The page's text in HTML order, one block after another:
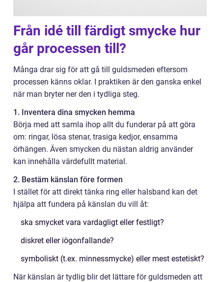
Från idé till färdigt smycke hur
går processen till?
Många drar sig för att gå till guldsmeden eftersom
processen känns oklar. I praktiken är den ganska enkel
när man bryter ner den i tydliga steg.
1. Inventera dina smycken hemma
Börja med att samla ihop allt du funderar på att göra
om: ringar, lösa stenar, trasiga kedjor, ensamma
örhängen. Även smycken du nästan aldrig använder
kan innehålla värdefullt material.
2. Bestäm känslan före formen
I stället för att direkt tänka ring eller halsband kan det
hjälpa att fundera på känslan du vill åt:
ska smycket vara vardagligt eller festligt?
diskret eller iögonfallande?
symboliskt (t.ex. minnessmycke) eller mest estetiskt?
När känslan är tydlig blir det lättare för guldsmeden att